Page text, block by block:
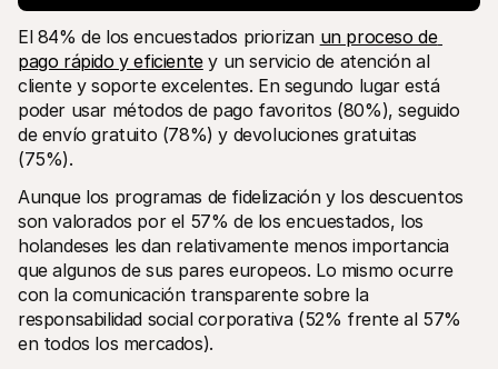
El 84% de los encuestados priorizan un proceso de
pago rápido y eficiente y un servicio de atención al
cliente y soporte excelentes. En segundo lugar está
poder usar métodos de pago favoritos (80%), seguido
de envío gratuito (78%) y devoluciones gratuitas
(75%).
Aunque los programas de fidelización y los descuentos
son valorados por el 57% de los encuestados, los
holandeses les dan relativamente menos importancia
que algunos de sus pares europeos. Lo mismo ocurre
con la comunicación transparente sobre la
responsabilidad social corporativa (52% frente al 57%
en todos los mercados).